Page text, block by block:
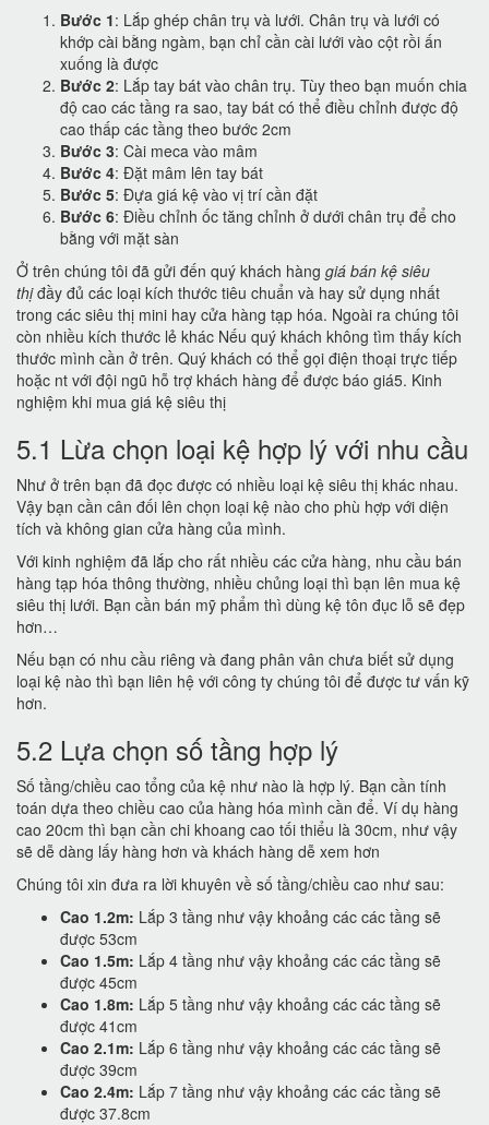
Bước 1: Lắp ghép chân trụ và lưới. Chân trụ và lưới có
khớp cài bằng ngàm, bạn chỉ cần cài lưới vào cột rồi ấn
xuống là được
Bước 2: Lắp tay bát vào chân trụ. Tùy theo bạn muốn chia
độ cao các tầng ra sao, tay bát có thể điều chỉnh được độ
cao thấp các tầng theo bước 2cm
Bước 3: Cài meca vào mâm
Bước 4: Đặt mâm lên tay bát
Bước 5: Đựa giá kệ vào vị trí cần đặt
Bước 6: Điều chỉnh ốc tăng chỉnh ở dưới chân trụ để cho
bằng với mặt sàn
Ở trên chúng tôi đã gửi đến quý khách hàng giá bán kệ siêu
thịđầy đủ các loại kích thước tiêu chuẩn và hay sử dụng nhất
trong các siêu thị mini hay cửa hàng tạp hóa. Ngoài ra chúng tôi
còn nhiều kích thước lẻ khác Nếu quý khách không tìm thấy kích
thước mình cần ở trên. Quý khách có thể gọi điện thoại trực tiếp
hoặc nt với đội ngũ hỗ trợ khách hàng để được báo giá5. Kinh
nghiệm khi mua giá kệ siêu thị
5.1 Lừa chọn loại kệ hợp lý với nhu cầu
Như ở trên bạn đã đọc được có nhiều loại kệ siêu thị khác nhau.
Vậy bạn cần cân đối lên chọn loại kệ nào cho phù hợp với diện
tích và không gian cửa hàng của mình.
Với kinh nghiệm đã lắp cho rất nhiều các cửa hàng, nhu cầu bán
hàng tạp hóa thông thường, nhiều chủng loại thì bạn lên mua kệ
siêu thị lưới. Bạn cần bán mỹ phẩm thì dùng kệ tôn đục lỗ sẽ đẹp
hơn…
Nếu bạn có nhu cầu riêng và đang phân vân chưa biết sử dụng
loại kệ nào thì bạn liên hệ với công ty chúng tôi để được tư vấn kỹ
hơn.
5.2 Lựa chọn số tầng hợp lý
Số tầng/chiều cao tổng của kệ như nào là hợp lý. Bạn cần tính
toán dựa theo chiều cao của hàng hóa mình cần để. Ví dụ hàng
cao 20cm thì bạn cần chi khoang cao tối thiểu là 30cm, như vậy
sẽ dễ dàng lấy hàng hơn và khách hàng dễ xem hơn
Chúng tôi xin đưa ra lời khuyên về số tầng/chiều cao như sau:
Cao 1.2m: Lắp 3 tầng như vậy khoảng các các tầng sẽ
được 53cm
Cao 1.5m: Lắp 4 tầng như vậy khoảng các các tầng sẽ
được 45cm
Cao 1.8m: Lắp 5 tầng như vậy khoảng các các tầng sẽ
được 41cm
Cao 2.1m: Lắp 6 tầng như vậy khoảng các các tầng sẽ
được 39cm
Cao 2.4m: Lắp 7 tầng như vậy khoảng các các tầng sẽ
được 37.8cm